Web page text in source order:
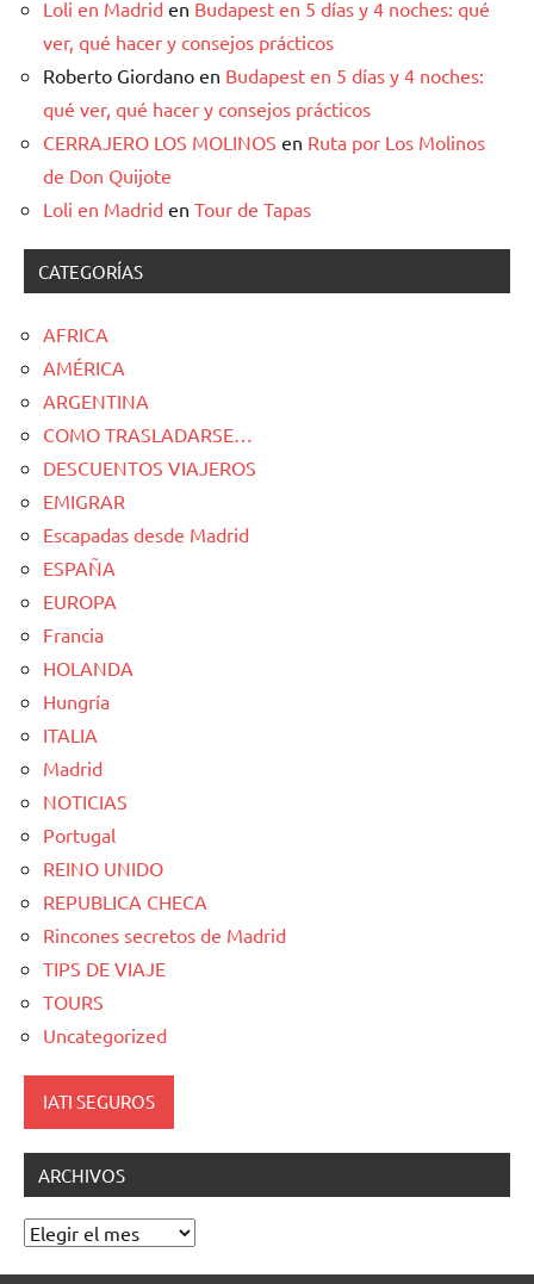
Loli en Madrid en Budapest en 5 días y 4 noches: qué
ver, qué hacer y consejos prácticos
Roberto Giordano en Budapest en 5 días y 4 noches:
qué ver, qué hacer y consejos prácticos
CERRAJERO LOS MOLINOS en Ruta por Los Molinos
de Don Quijote
Loli en Madrid en Tour de Tapas
CATEGORÍAS
AFRICA
AMÉRICA
ARGENTINA
COMO TRASLADARSE…
DESCUENTOS VIAJEROS
EMIGRAR
Escapadas desde Madrid
ESPAÑA
EUROPA
Francia
HOLANDA
Hungría
ITALIA
Madrid
NOTICIAS
Portugal
REINO UNIDO
REPUBLICA CHECA
Rincones secretos de Madrid
TIPS DE VIAJE
TOURS
Uncategorized
IATI SEGUROS
ARCHIVOS
Archivos